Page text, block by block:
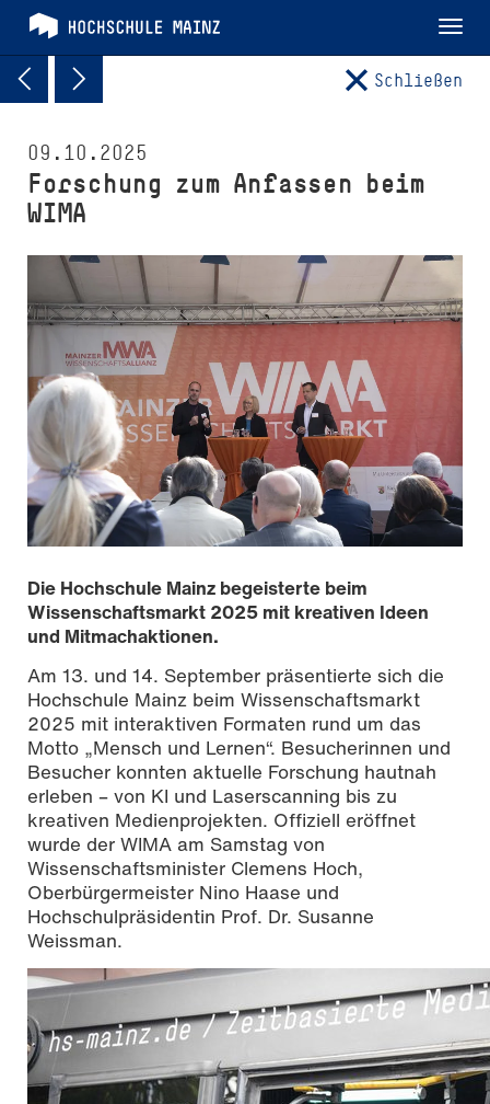
Schließen
09.10.2025
Forschung zum Anfassen beim
WIMA
Wissenschaftsmarkt 2025 in Mainz; Eröffung
Die Hochschule Mainz begeisterte beim
Wissenschaftsmarkt 2025 mit kreativen Ideen
und Mitmachaktionen.
Am 13. und 14. September präsentierte sich die
Hochschule Mainz beim Wissenschaftsmarkt
2025 mit interaktiven Formaten rund um das
Motto „Mensch und Lernen“. Besucherinnen und
Besucher konnten aktuelle Forschung hautnah
erleben – von KI und Laserscanning bis zu
kreativen Medienprojekten. Offiziell eröffnet
wurde der WIMA am Samstag von
Wissenschaftsminister Clemens Hoch,
Oberbürgermeister Nino Haase und
Hochschulpräsidentin Prof. Dr. Susanne
Weissman.